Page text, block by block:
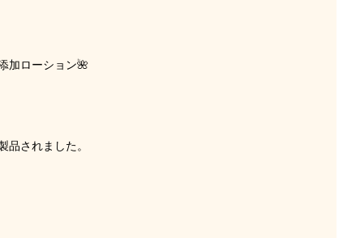
加ローション🌺
されました。